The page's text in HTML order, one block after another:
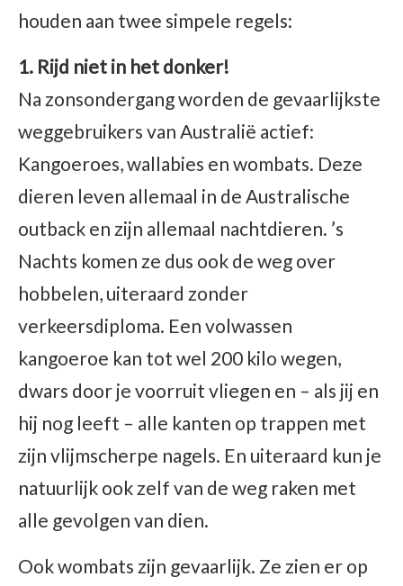
houden aan twee simpele regels:
1. Rijd niet in het donker!
Na zonsondergang worden de gevaarlijkste
weggebruikers van Australië actief:
Kangoeroes, wallabies en wombats. Deze
dieren leven allemaal in de Australische
outback en zijn allemaal nachtdieren. ’s
Nachts komen ze dus ook de weg over
hobbelen, uiteraard zonder
verkeersdiploma. Een volwassen
kangoeroe kan tot wel 200 kilo wegen,
dwars door je voorruit vliegen en – als jij en
hij nog leeft – alle kanten op trappen met
zijn vlijmscherpe nagels. En uiteraard kun je
natuurlijk ook zelf van de weg raken met
alle gevolgen van dien.
Ook wombats zijn gevaarlijk. Ze zien er op